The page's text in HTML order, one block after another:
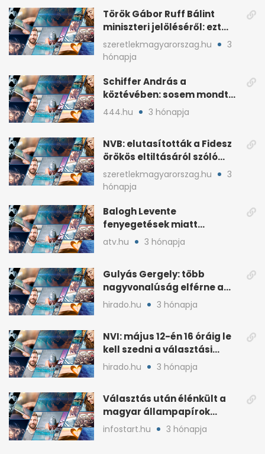
Török Gábor Ruff Bálint
miniszteri jelöléséről: ezt
írta a posztjában
szeretlekmagyarorszag.hu
3
hónapja
Schiffer András a
köztévében: sosem mondta,
ki fog nyerni
444.hu 3 hónapja
NVB: elutasították a Fidesz
örökös eltiltásáról szóló
népszavazást
szeretlekmagyarorszag.hu
3
hónapja
Balogh Levente
fenyegetések miatt
lemondta erdélyi előadás-
atv.hu 3 hónapja
Gulyás Gergely: több
nagyvonalúság elférne a
kétharmados győztesekben
hirado.hu 3 hónapja
NVI: május 12-én 16 óráig le
kell szedni a választási
plakátokat
hirado.hu 3 hónapja
Választás után élénkült a
magyar állampapírok
lakossági értékesítése
infostart.hu 3 hónapja